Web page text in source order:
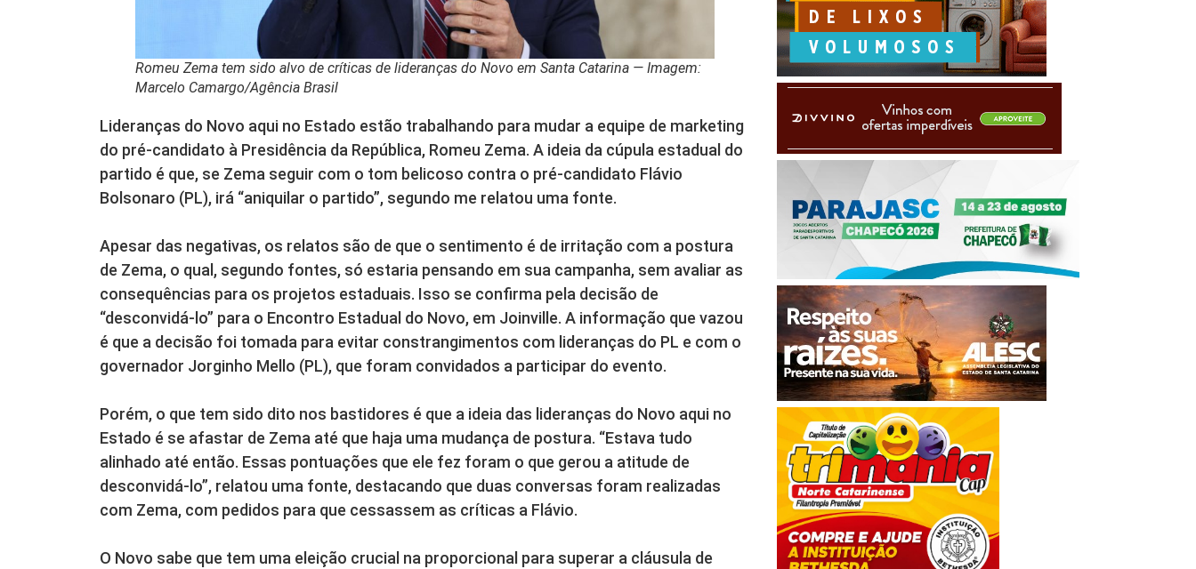
Romeu Zema tem sido alvo de críticas de lideranças do Novo em Santa Catarina — Imagem:
Marcelo Camargo/Agência Brasil
Lideranças do Novo aqui no Estado estão trabalhando para mudar a equipe de marketing
do pré-candidato à Presidência da República, Romeu Zema. A ideia da cúpula estadual do
partido é que, se Zema seguir com o tom belicoso contra o pré-candidato Flávio
Bolsonaro (PL), irá “aniquilar o partido”, segundo me relatou uma fonte.
Apesar das negativas, os relatos são de que o sentimento é de irritação com a postura
de Zema, o qual, segundo fontes, só estaria pensando em sua campanha, sem avaliar as
consequências para os projetos estaduais. Isso se confirma pela decisão de
“desconvidá-lo” para o Encontro Estadual do Novo, em Joinville. A informação que vazou
é que a decisão foi tomada para evitar constrangimentos com lideranças do PL e com o
governador Jorginho Mello (PL), que foram convidados a participar do evento.
Porém, o que tem sido dito nos bastidores é que a ideia das lideranças do Novo aqui no
Estado é se afastar de Zema até que haja uma mudança de postura. “Estava tudo
alinhado até então. Essas pontuações que ele fez foram o que gerou a atitude de
desconvidá-lo”, relatou uma fonte, destacando que duas conversas foram realizadas
com Zema, com pedidos para que cessassem as críticas a Flávio.
O Novo sabe que tem uma eleição crucial na proporcional para superar a cláusula de